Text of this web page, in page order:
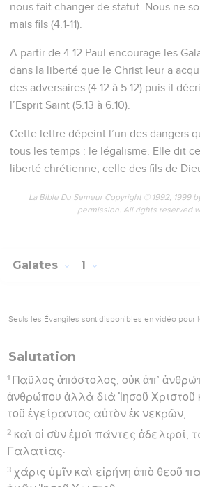
nous fait changer de statut. Nous ne
mais fils (4.1-11).
A partir de 4.12 Paul encourage les
dans la liberté que le Christ leur a
des adversaires (4.12 à 5.12) puis il
l’Esprit Saint (5.13 à 6.10).
Cette lettre dépeint l’un des dangers
tous les temps : le légalisme. Elle dit
liberté chrétienne, celle des fils de
La Bible Du Semeur Copyright © 1992, 1999
permission. All rights reserved
Galates 1
Seuls les Évangiles sont disponibles en vidéo pour
Salutation
1 Παῦλος ἀπόστολος, οὐκ ἀπ’
ἀνθρώπου ἀλλὰ διὰ Ἰησοῦ Χριστοῦ
τοῦ ἐγείραντος αὐτὸν ἐκ νεκρῶν,
2 καὶ οἱ σὺν ἐμοὶ πάντες ἀδελφοί,
Γαλατίας·
3 χάρις ὑμῖν καὶ εἰρήνη ἀπὸ θεοῦ